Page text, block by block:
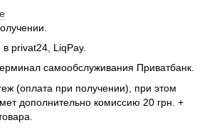
в privat24, LiqPay.
самообслуживания Приватбанк.
(оплата при получении), при этом
дополнительно комиссию 20 грн. +